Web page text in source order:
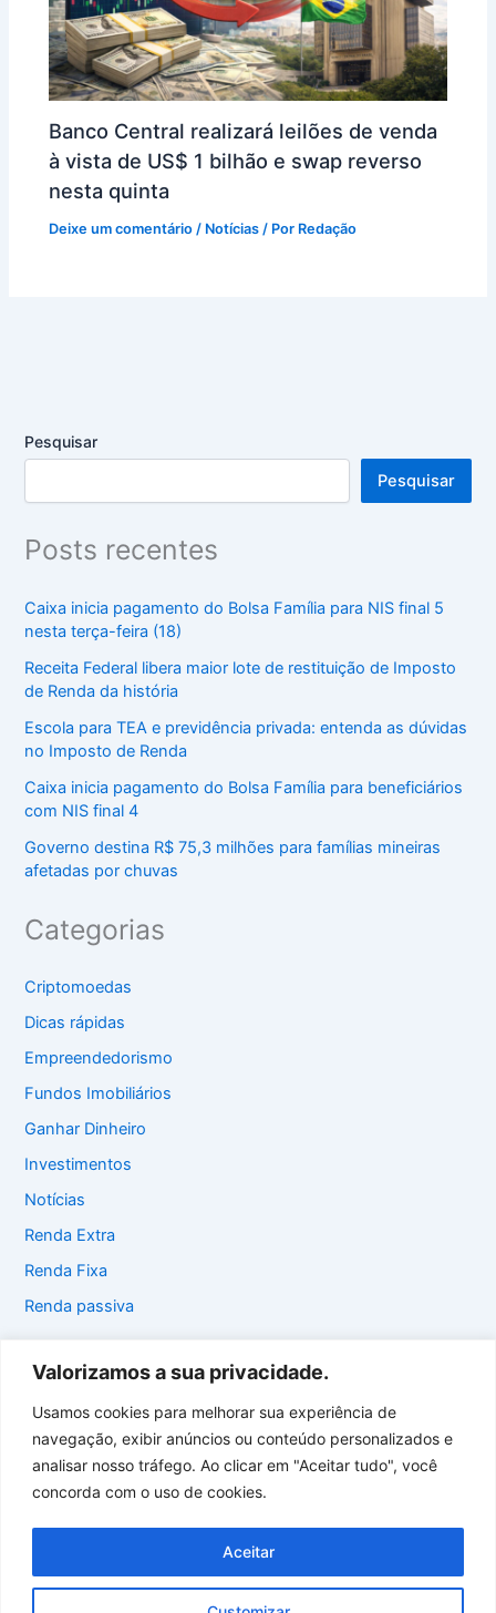
Valorizamos a sua privacidade.
Usamos cookies para melhorar sua experiência de
navegação, exibir anúncios ou conteúdo personalizados e
analisar nosso tráfego. Ao clicar em "Aceitar tudo", você
concorda com o uso de cookies.
Aceitar
Banco Central realizará leilões de venda
à vista de US$ 1 bilhão e swap reverso
nesta quinta
Deixe um comentário / Notícias / Por Redação
Pesquisar
Pesquisar
Posts recentes
Caixa inicia pagamento do Bolsa Família para NIS final 5
nesta terça-feira (18)
Receita Federal libera maior lote de restituição de Imposto
de Renda da história
Escola para TEA e previdência privada: entenda as dúvidas
no Imposto de Renda
Caixa inicia pagamento do Bolsa Família para beneficiários
com NIS final 4
Governo destina R$ 75,3 milhões para famílias mineiras
afetadas por chuvas
Categorias
Criptomoedas
Dicas rápidas
Empreendedorismo
Fundos Imobiliários
Ganhar Dinheiro
Investimentos
Notícias
Renda Extra
Renda Fixa
Renda passiva
Início
Contato
Sobre o site
Termos de uso
Política de privacidade